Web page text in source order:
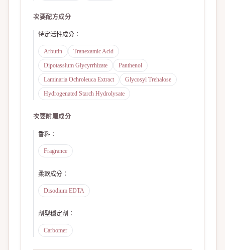
次要配方成分
特定活性成分 ：
Arbutin
Tranexamic Acid
Dipotassium Glycyrrhizate
Panthenol
Laminaria Ochroleuca Extract
Glycosyl Trehalose
Hydrogenated Starch Hydrolysate
次要附屬成分
香料 ：
Fragrance
柔軟成分 ：
Disodium EDTA
劑型穩定劑 ：
Carbomer